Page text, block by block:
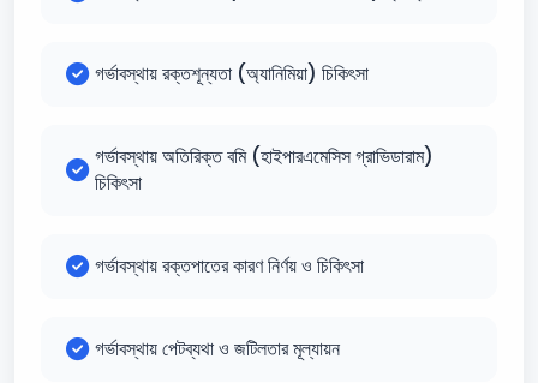
গর্ভাবস্থায় রক্তশূন্যতা (অ্যানিমিয়া) চিকিৎসা
গর্ভাবস্থায় অতিরিক্ত বমি (হাইপারএমেসিস গ্রাভিডারাম)
চিকিৎসা
গর্ভাবস্থায় রক্তপাতের কারণ নির্ণয় ও চিকিৎসা
গর্ভাবস্থায় পেটব্যথা ও জটিলতার মূল্যায়ন